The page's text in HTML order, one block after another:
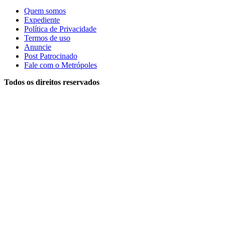
Quem somos
Expediente
Política de Privacidade
Termos de uso
Anuncie
Post Patrocinado
Fale com o Metrópoles
Todos os direitos reservados